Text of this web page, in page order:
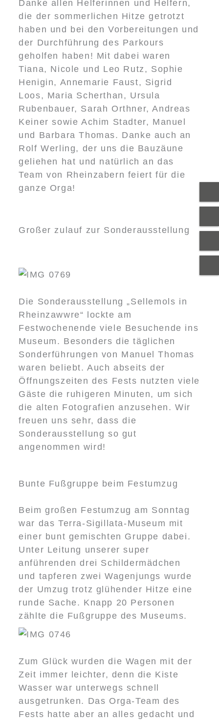
Danke allen Helferinnen und Helfern,
die der sommerlichen Hitze getrotzt
haben und bei den Vorbereitungen und
der Durchführung des Parkours
geholfen haben! Mit dabei waren
Tiana, Nicole und Leo Rutz, Sophie
Henigin, Annemarie Faust, Sigrid
Loos, Maria Scherthan, Ursula
Rubenbauer, Sarah Orthner, Andreas
Keiner sowie Achim Stadter, Manuel
und Barbara Thomas. Danke auch an
Rolf Werling, der uns die Bauzäune
geliehen hat und natürlich an das
Team von Rheinzabern feiert für die
ganze Orga!
Großer zulauf zur Sonderausstellung
Die Sonderausstellung „Sellemols in
Rheinzawwre“ lockte am
Festwochenende viele Besuchende ins
Museum. Besonders die täglichen
Sonderführungen von Manuel Thomas
waren beliebt. Auch abseits der
Öffnungszeiten des Fests nutzten viele
Gäste die ruhigeren Minuten, um sich
die alten Fotografien anzusehen. Wir
freuen uns sehr, dass die
Sonderausstellung so gut
angenommen wird!
Bunte Fußgruppe beim Festumzug
Beim großen Festumzug am Sonntag
war das Terra-Sigillata-Museum mit
einer bunt gemischten Gruppe dabei.
Unter Leitung unserer super
anführenden drei Schildermädchen
und tapferen zwei Wagenjungs wurde
der Umzug trotz glühender Hitze eine
runde Sache. Knapp 20 Personen
zählte die Fußgruppe des Museums.
Zum Glück wurden die Wagen mit der
Zeit immer leichter, denn die Kiste
Wasser war unterwegs schnell
ausgetrunken. Das Orga-Team des
Fests hatte aber an alles gedacht und